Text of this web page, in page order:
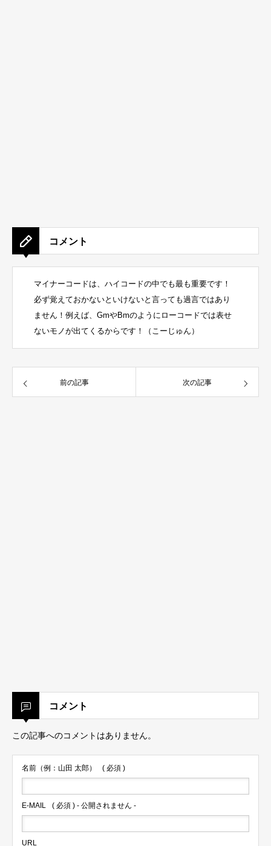
コメント
マイナーコードは、ハイコードの中でも最も重要です！
必ず覚えておかないといけないと言っても過言ではあり
ません！例えば、GmやBmのようにローコードでは表せ
ないモノが出てくるからです！（こーじゅん）
前の記事 次の記事
コメント
この記事へのコメントはありません。
名前（例：山田 太郎） ( 必須 )
E-MAIL ( 必須 ) - 公開されません -
URL